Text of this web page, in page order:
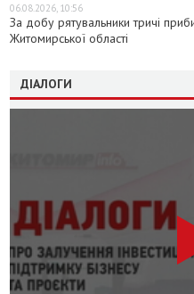
06.08.2026, 10:56
За добу рятувальники тричі
Житомирської області
ДІАЛОГИ